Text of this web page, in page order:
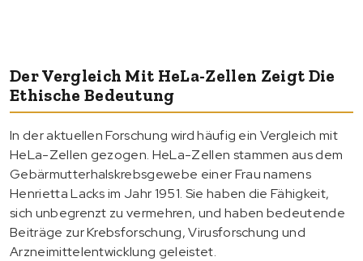
Der Vergleich Mit HeLa-Zellen Zeigt Die
Ethische Bedeutung
In der aktuellen Forschung wird häufig ein Vergleich mit
HeLa-Zellen gezogen. HeLa-Zellen stammen aus dem
Gebärmutterhalskrebsgewebe einer Frau namens
Henrietta Lacks im Jahr 1951. Sie haben die Fähigkeit,
sich unbegrenzt zu vermehren, und haben bedeutende
Beiträge zur Krebsforschung, Virusforschung und
Arzneimittelentwicklung geleistet.